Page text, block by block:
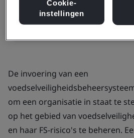
Contact opnemen
De invoering van een
om een organisatie in staat te
op het gebied van
en haar FS-risico's te beheren.
Cookie-
instellingen